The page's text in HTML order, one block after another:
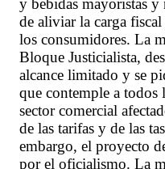
y bebidas mayoristas
de aliviar la carga
los consumidores. La
Bloque Justicialista,
alcance limitado y se
que contemple a todos
sector comercial
de las tarifas y de las
embargo, el proyecto
por el oficialismo. La